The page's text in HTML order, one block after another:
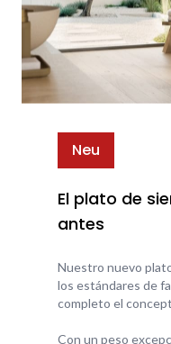
Neu
El plato de
antes
Nuestro nuevo
los estándares de
completo el
Con un peso